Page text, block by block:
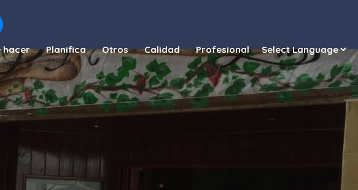
hacer Planifica Otros Calidad Profesional